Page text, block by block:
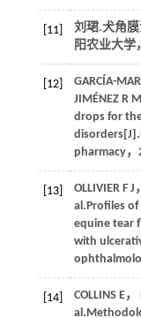
[11]
刘珺.犬角
阳农业大学，
[12] GARCÍA-
JIMÉNEZ R M
drops for
disorders[J].
pharmacy，
[13] OLLIVIER F J
al.Profiles
equine tear
with
[14] COLLINS E，
al